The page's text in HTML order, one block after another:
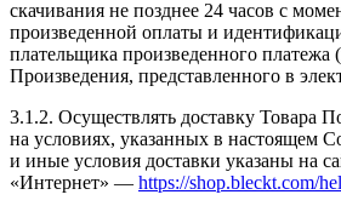
скачивания не позднее 24 часов с
произведенной оплаты и
плательщика произведенного платежа
Произведения, представленного в
3.1.2. Осуществлять доставку Товара
на условиях, указанных в настоящем
и иные условия доставки указаны на
«Интернет» — https://shop.bleckt.com/